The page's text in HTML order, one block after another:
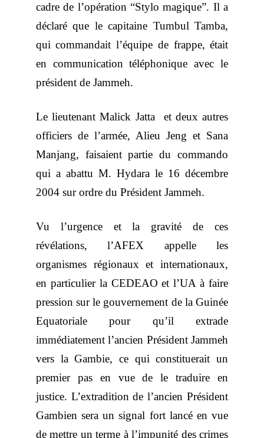
cadre de l’opération “Stylo magique”. Il a
déclaré que le capitaine Tumbul Tamba,
qui commandait l’équipe de frappe, était
en communication téléphonique avec le
président de Jammeh.
Le lieutenant Malick Jatta et deux autres
officiers de l’armée, Alieu Jeng et Sana
Manjang, faisaient partie du commando
qui a abattu M. Hydara le 16 décembre
2004 sur ordre du Président Jammeh.
Vu l’urgence et la gravité de ces
révélations, l’AFEX appelle les
organismes régionaux et internationaux,
en particulier la CEDEAO et l’UA à faire
pression sur le gouvernement de la Guinée
Equatoriale pour qu’il extrade
immédiatement l’ancien Président Jammeh
vers la Gambie, ce qui constituerait un
premier pas en vue de le traduire en
justice. L’extradition de l’ancien Président
Gambien sera un signal fort lancé en vue
de mettre un terme à l’impunité des crimes